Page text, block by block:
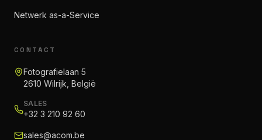
Netwerk as-a-Service
CONTACT
Fotografielaan 5
2610 Wilrijk, België
SALES
+32 3 210 92 60
sales@acom.be